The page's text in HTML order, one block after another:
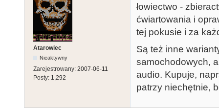
Atarowiec
Nieaktywny
Zarejestrowany: 2007-06-11
Posty: 1,292
łowiectwo -
ćwiartowania i
tej pokusie i za
Są też inne
samochodowych,
audio. Kupuje,
patrzy niechętnie,